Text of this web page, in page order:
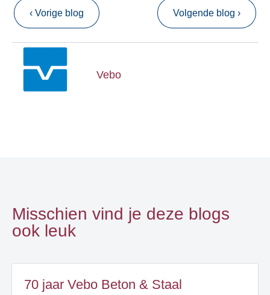
‹ Vorige blog Volgende blog ›
Vebo
Misschien vind je deze blogs
ook leuk
70 jaar Vebo Beton & Staal